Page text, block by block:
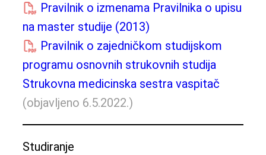
Pravilnik o izmenama Pravilnika o upisu
na master studije (2013)
Pravilnik o zajedničkom studijskom
programu osnovnih strukovnih studija
Strukovna medicinska sestra vaspitač
(objavljeno 6.5.2022.)
Studiranje